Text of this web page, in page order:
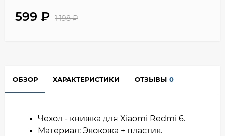
599 ₽ 1 198₽
ОБЗОР ХАРАКТЕРИСТИКИ ОТЗЫВЫ 0
Чехол - книжка для Xiaomi Redmi 6.
Материал: Экокожа + пластик.